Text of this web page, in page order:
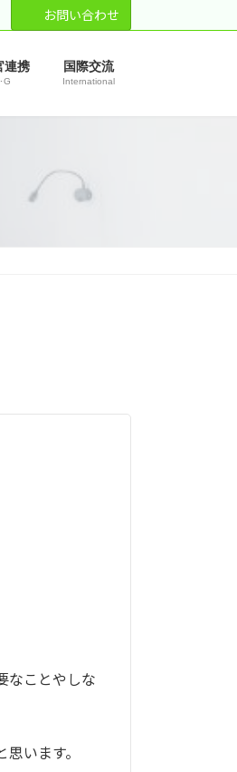
お問い合わせ
連携
G
国際交流
International
なことやしな
います。